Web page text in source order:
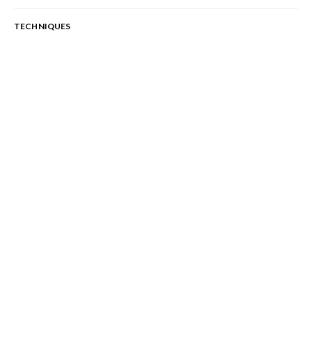
TECHNIQUES